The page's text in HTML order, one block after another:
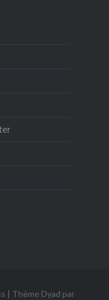
| Thème Dyad par